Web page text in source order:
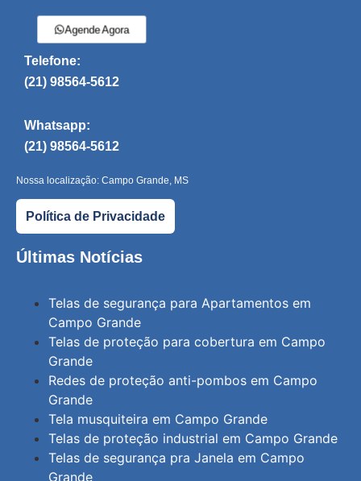
Agende Agora
Telefone:
(21) 98564-5612
Whatsapp:
(21) 98564-5612
Nossa localização: Campo Grande, MS
Política de Privacidade
Últimas Notícias
Telas de segurança para Apartamentos em
Campo Grande
Telas de proteção para cobertura em Campo
Grande
Redes de proteção anti-pombos em Campo
Grande
Tela musquiteira em Campo Grande
Telas de proteção industrial em Campo Grande
Telas de segurança pra Janela em Campo
Grande